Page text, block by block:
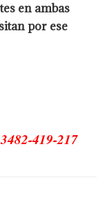
en ambas
por ese
419-217